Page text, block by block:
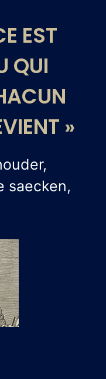
EST
QUI
»
saecken,